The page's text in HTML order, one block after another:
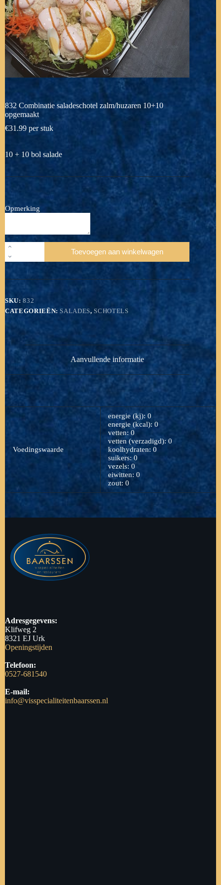
832 Combinatie saladeschotel zalm/huzaren 10+10
opgemaakt
€31.99 per stuk
10 + 10 bol salade
Opmerking
832
saladeschotel
10+10
opgemaakt
Toevoegen aan winkelwagen
SKU:832
CATEGORIEËN:SALADES, SCHOTELS
Aanvullende informatie
Voedingswaarde
energie (kj): 0
energie (kcal): 0
vetten: 0
vetten (verzadigd): 0
koolhydraten: 0
suikers: 0
vezels: 0
eiwitten: 0
zout: 0
Adresgegevens:
Klifweg 2
8321 EJ Urk
Openingstijden
Telefoon:
0527-681540
E-mail:
info@visspecialiteitenbaarssen.nl